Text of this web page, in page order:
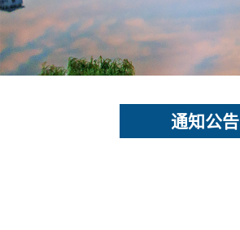
通知公告